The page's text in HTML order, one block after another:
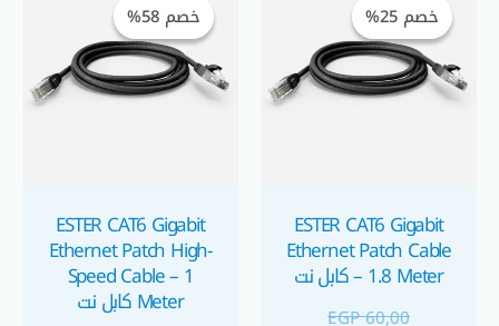
خصم 25%
خصم 25%
ESTER CAT6 Gigabit
Ethernet Patch Cable
– 1.8 Meter كابل نت
EGP60,00
EGP 60,00.
EGP 45,00.
خصم 58%
خصم 58%
ESTER CAT6 Gigabit
Ethernet Patch High-
Speed Cable – 1
Meter كابل نت
EGP 95,00.
EGP 40,00.